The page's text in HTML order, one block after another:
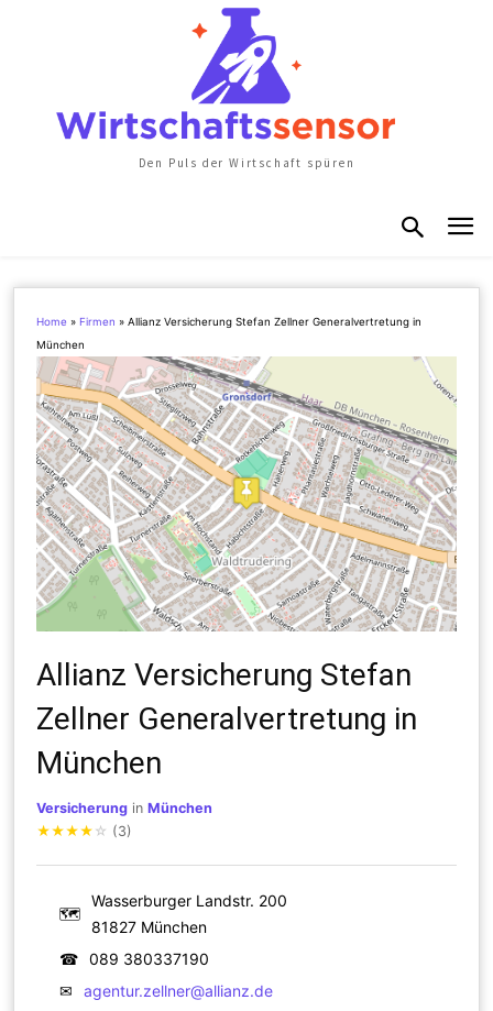
Den Puls der Wirtschaft spüren
Home » Firmen »Allianz Versicherung Stefan Zellner Generalvertretung in
München
Allianz Versicherung Stefan
Zellner Generalvertretung in
München
Versicherung inMünchen
★★★★ ☆ (3)
🗺
Wasserburger Landstr. 200
81827 München
☎
089 380337190
✉
agentur.zellner@allianz.de